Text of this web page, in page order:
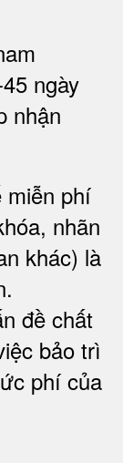
ngày
nhận
miễn phí
nhãn
khác) là
.
đề chất
bảo trì
phí của